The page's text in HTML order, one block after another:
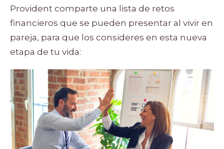
Provident comparte una lista de retos
financieros que se pueden presentar al vivir en
pareja, para que los consideres en esta nueva
etapa de tu vida: